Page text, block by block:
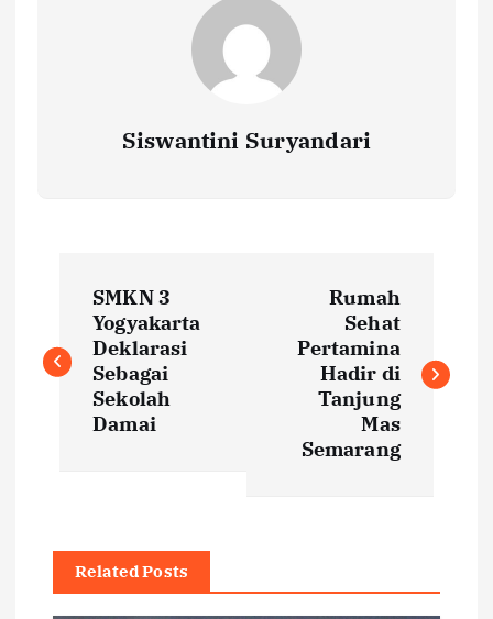
Siswantini Suryandari
o
s
a
v
SMKN 3
Yogyakarta
Deklarasi
Sebagai
Sekolah
Damai
Rumah
Sehat
Pertamina
Hadir di
Tanjung
Mas
Semarang
Related Posts